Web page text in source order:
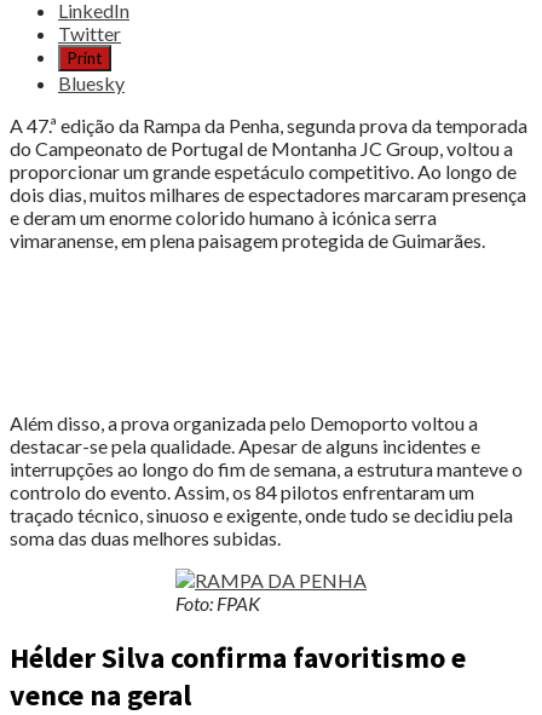
post
"HÉLDER
SILVA
VENCE
47ª
RAMPA
DA
PENHA"
LinkedIn
Twitter
Print
Bluesky
A 47.ª edição da Rampa da Penha, segunda prova da temporada
do Campeonato de Portugal de Montanha JC Group, voltou a
proporcionar um grande espetáculo competitivo. Ao longo de
dois dias, muitos milhares de espectadores marcaram presença
e deram um enorme colorido humano à icónica serra
vimaranense, em plena paisagem protegida de Guimarães.
Além disso, a prova organizada pelo Demoporto voltou a
destacar-se pela qualidade. Apesar de alguns incidentes e
interrupções ao longo do fim de semana, a estrutura manteve o
controlo do evento. Assim, os 84 pilotos enfrentaram um
traçado técnico, sinuoso e exigente, onde tudo se decidiu pela
soma das duas melhores subidas.
Foto: FPAK
Hélder Silva confirma favoritismo e
vence na geral